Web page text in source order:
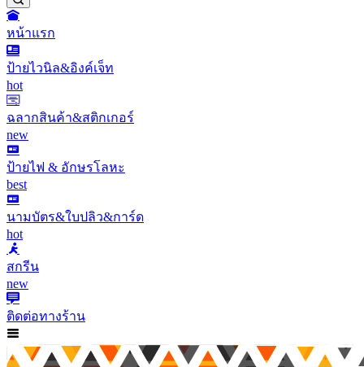
หน้าแรก
ป้ายไวนิล&อิงค์เจ็ท
hot
ฉลากสินค้า&สติกเกอร์
new
ป้ายไฟ & อักษรโลหะ
best
นามบัตร&ใบปลิว&การ์ด
hot
สกรีน
new
ติดต่อทางร้าน